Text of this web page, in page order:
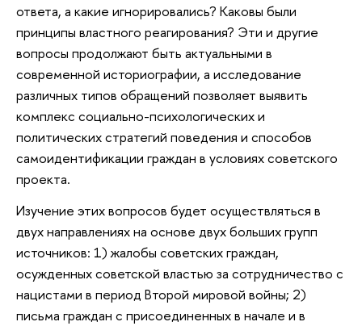
ответа, а какие игнорировались? Каковы были
принципы властного реагирования? Эти и другие
вопросы продолжают быть актуальными в
современной историографии, а исследование
различных типов обращений позволяет выявить
комплекс социально-психологических и
политических стратегий поведения и способов
самоидентификации граждан в условиях советского
проекта.
Изучение этих вопросов будет осуществляться в
двух направлениях на основе двух больших групп
источников: 1) жалобы советских граждан,
осужденных советской властью за сотрудничество с
нацистами в период Второй мировой войны; 2)
письма граждан с присоединенных в начале и в